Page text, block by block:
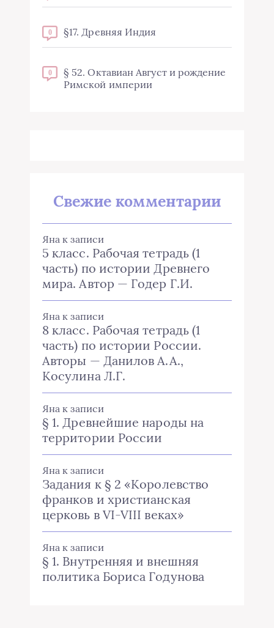
0 §17. Древняя Индия
0
§ 52. Октавиан Август и рождение
Римской империи
Свежие комментарии
Яна к записи
5 класс. Рабочая тетрадь (1
часть) по истории Древнего
мира. Автор — Годер Г.И.
Яна к записи
8 класс. Рабочая тетрадь (1
часть) по истории России.
Авторы — Данилов А.А.,
Косулина Л.Г.
Яна к записи
§ 1. Древнейшие народы на
территории России
Яна к записи
Задания к § 2 «Королевство
франков и христианская
церковь в VI-VIII веках»
Яна к записи
§ 1. Внутренняя и внешняя
политика Бориса Годунова